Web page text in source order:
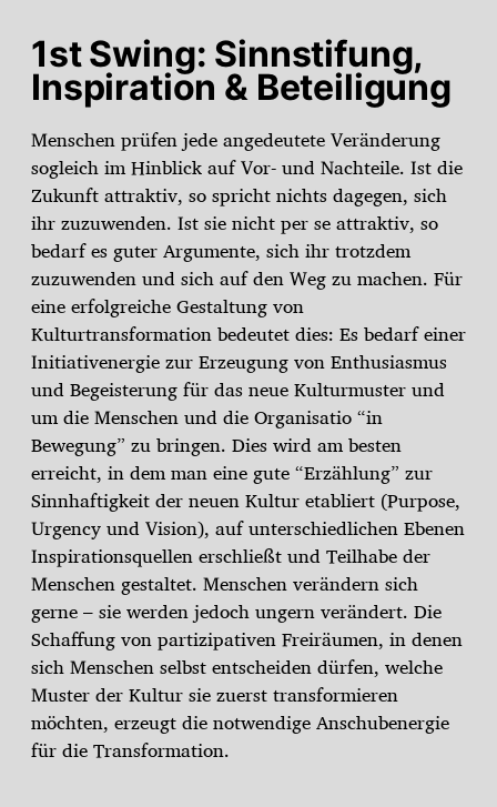
1st Swing: Sinnstifung,
Inspiration & Beteiligung
Menschen prüfen jede angedeutete Veränderung
sogleich im Hinblick auf Vor- und Nachteile. Ist die
Zukunft attraktiv, so spricht nichts dagegen, sich
ihr zuzuwenden. Ist sie nicht per se attraktiv, so
bedarf es guter Argumente, sich ihr trotzdem
zuzuwenden und sich auf den Weg zu machen. Für
eine erfolgreiche Gestaltung von
Kulturtransformation bedeutet dies: Es bedarf einer
Initiativenergie zur Erzeugung von Enthusiasmus
und Begeisterung für das neue Kulturmuster und
um die Menschen und die Organisatio “in
Bewegung” zu bringen. Dies wird am besten
erreicht, in dem man eine gute “Erzählung” zur
Sinnhaftigkeit der neuen Kultur etabliert (Purpose,
Urgency und Vision), auf unterschiedlichen Ebenen
Inspirationsquellen erschließt und Teilhabe der
Menschen gestaltet. Menschen verändern sich
gerne – sie werden jedoch ungern verändert. Die
Schaffung von partizipativen Freiräumen, in denen
sich Menschen selbst entscheiden dürfen, welche
Muster der Kultur sie zuerst transformieren
möchten, erzeugt die notwendige Anschubenergie
für die Transformation.